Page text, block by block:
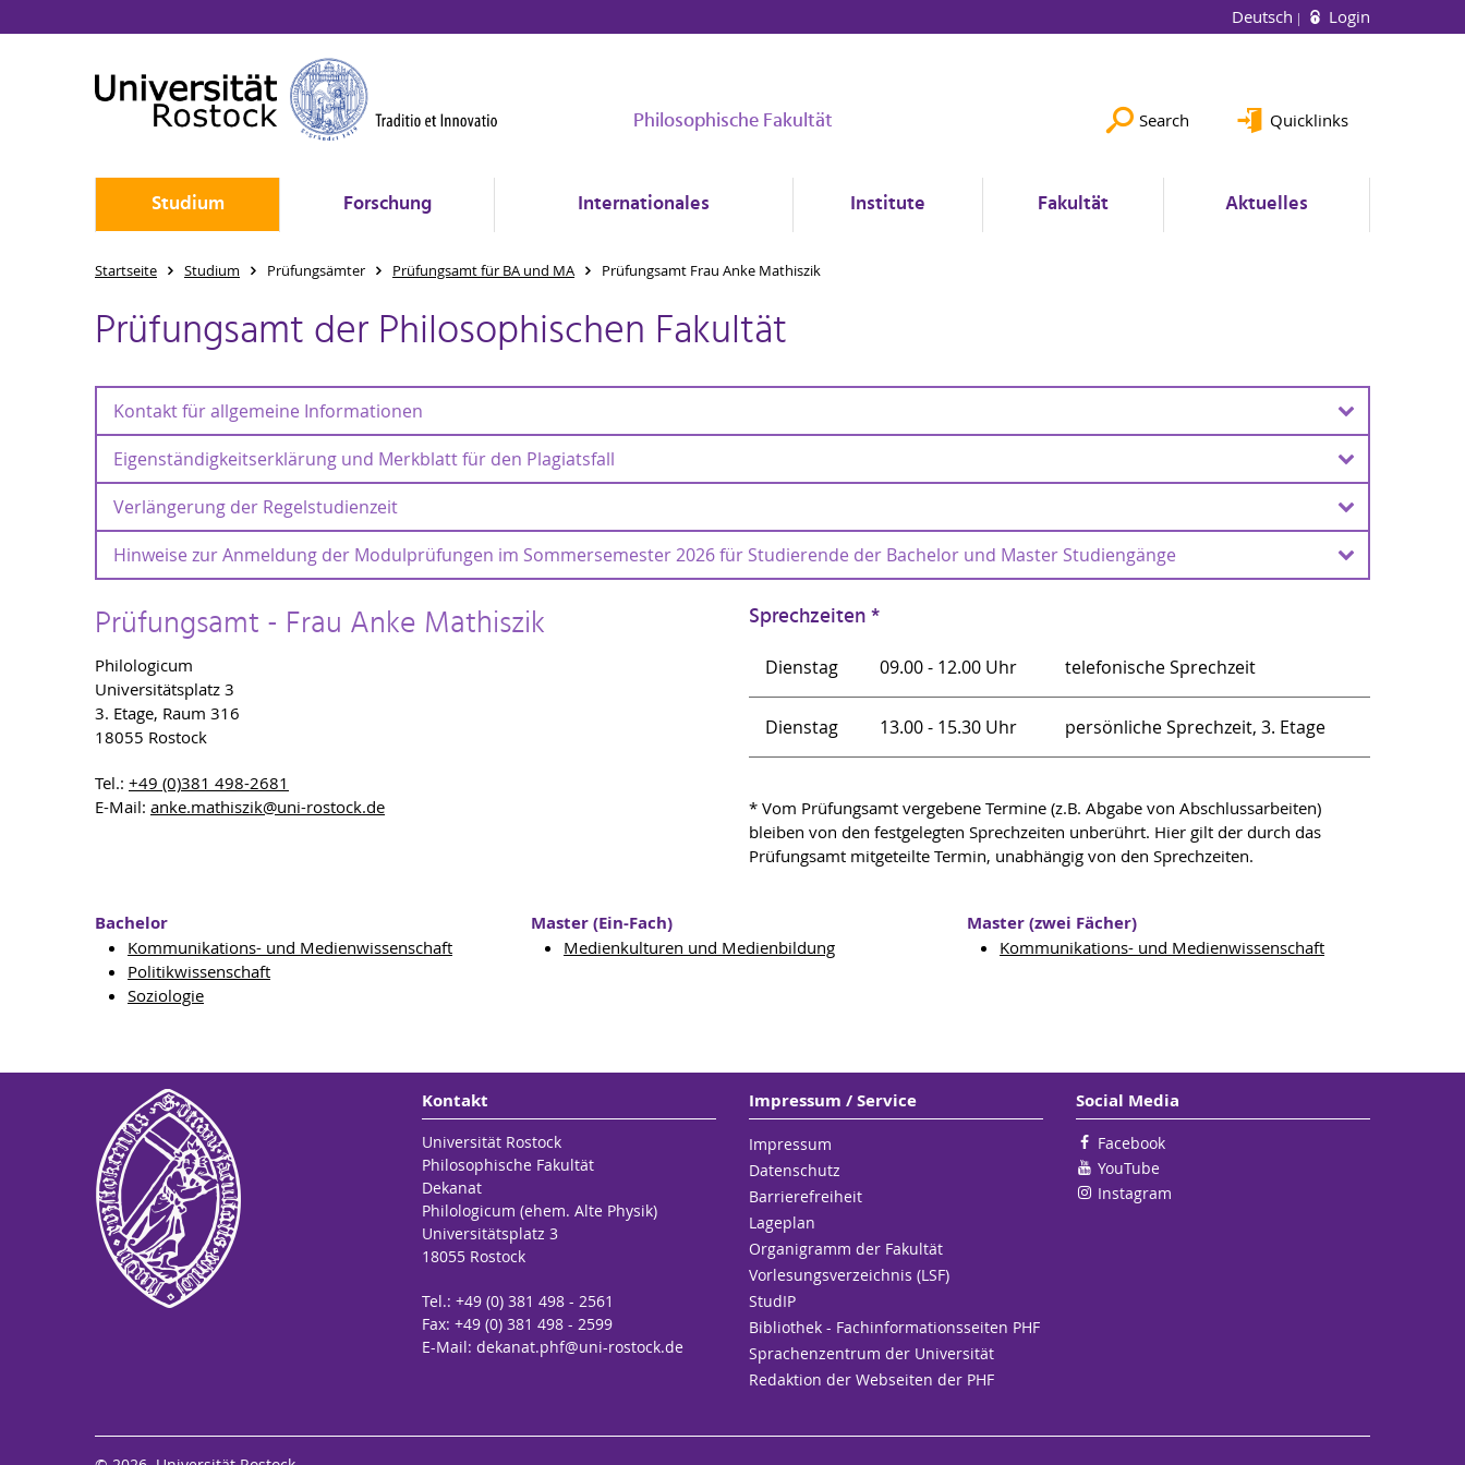
Deutsch Login
Philosophische Fakultät Search Quicklinks
Studium Forschung Internationales Institute Fakultät Aktuelles
Startseite Studium Prüfungsämter Prüfungsamt für BA und MA Prüfungsamt Frau Anke Mathiszik
Prüfungsamt der Philosophischen Fakultät
Kontakt für allgemeine Informationen
Kontakt für allgemeine Informationen
Für allgemeine Fragen steht Ihnen folgende Mailadresse des Prüfungsamtes zur Verfügung:
pruefungsamt.phf@uni-rostock.de
Eigenständigkeitserklärung und Merkblatt für den Plagiatsfall
Eigenständigkeitserklärung und Merkblatt für den Plagiatsfall
Eigenständigkeitserklärung für schriftliche Arbeiten
Das Merkblatt für Dozenten*innen und Mitarbeiter*innen des Prüfungsamtes der PHF zur Plagiatsprüfung in Bezug auf Studienarbeiten finden Sie hier.
Verlängerung der Regelstudienzeit
Verlängerung der Regelstudienzeit
Zum Download bitte auf die Abbildung klicken ...
im SoSe20, WiSe20/21 im SoSe 2021 sowie im WSe 2021/22. Personen, die dieses Schreiben
Hinweise zur Anmeldung der Modulprüfungen im Sommersemester 2026 für Studierende der Bachelor und Master Studiengänge
Fristen für die Anmeldung zu Modulprüfungen (BA/MA) Sommersemester 2026
Hinweise für die BA und MA Studiengänge der Berufspädagogik im Wintersemester 2025/26
Prüfungsamt - Frau Anke Mathiszik
Philologicum
Universitätsplatz 3
3. Etage, Raum 316
18055 Rostock
Tel.: +49 (0)381 498-2681
E-Mail: anke.mathiszik@uni-rostock.de
Sprechzeiten *
Dienstag 09.00 - 12.00 Uhr telefonische Sprechzeit
Dienstag 13.00 - 15.30 Uhr persönliche Sprechzeit, 3. Etage
* Vom Prüfungsamt vergebene Termine (z.B. Abgabe von Abschlussarbeiten)
bleiben von den festgelegten Sprechzeiten unberührt. Hier gilt der durch das
Prüfungsamt mitgeteilte Termin, unabhängig von den Sprechzeiten.
Bachelor
Kommunikations- und Medienwissenschaft
Politikwissenschaft
Soziologie
Master (Ein-Fach)
Medienkulturen und Medienbildung
Master (zwei Fächer)
Kommunikations- und Medienwissenschaft
Kontakt
Universität Rostock
Philosophische Fakultät
Dekanat
Philologicum (ehem. Alte Physik)
Universitätsplatz 3
18055 Rostock
Tel.: +49 (0) 381 498 - 2561
Fax: +49 (0) 381 498 - 2599
E-Mail: dekanat.phf@uni-rostock.de
Impressum / Service
Impressum
Datenschutz
Barrierefreiheit
Lageplan
Organigramm der Fakultät
Vorlesungsverzeichnis (LSF)
StudIP
Bibliothek - Fachinformationsseiten PHF
Sprachenzentrum der Universität
Redaktion der Webseiten der PHF
Social Media
Facebook
YouTube
Instagram